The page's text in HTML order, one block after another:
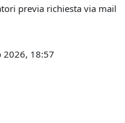
previa richiesta via mail
2026, 18:57